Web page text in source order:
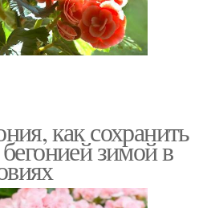
как сохранить
зимой в